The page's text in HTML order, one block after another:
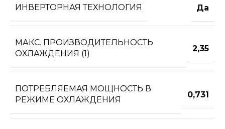
ИНВЕРТОРНАЯ ТЕХНОЛОГИЯ Да
МАКС. ПРОИЗВОДИТЕЛЬНОСТЬ
ОХЛАЖДЕНИЯ (1)
2,35
ПОТРЕБЛЯЕМАЯ МОЩНОСТЬ В
РЕЖИМЕ ОХЛАЖДЕНИЯ
0,731